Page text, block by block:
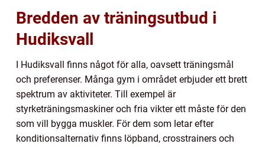
Bredden av träningsutbud i
Hudiksvall
I Hudiksvall finns något för alla, oavsett träningsmål
och preferenser. Många gym i området erbjuder ett brett
spektrum av aktiviteter. Till exempel är
styrketräningsmaskiner och fria vikter ett måste för den
som vill bygga muskler. För dem som letar efter
konditionsalternativ finns löpband, crosstrainers och